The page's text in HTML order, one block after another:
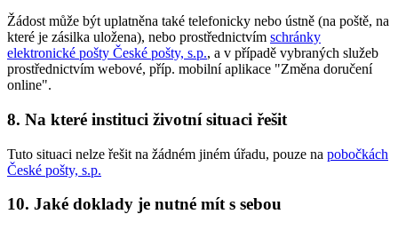
Žádost může být uplatněna také telefonicky nebo ústně (na poště, na
které je zásilka uložena), nebo prostřednictvím schránky
elektronické pošty České pošty, s.p., a v případě vybraných služeb
prostřednictvím webové, příp. mobilní aplikace "Změna doručení
online".
8. Na které instituci životní situaci řešit
Tuto situaci nelze řešit na žádném jiném úřadu, pouze na pobočkách
České pošty, s.p.
10. Jaké doklady je nutné mít s sebou